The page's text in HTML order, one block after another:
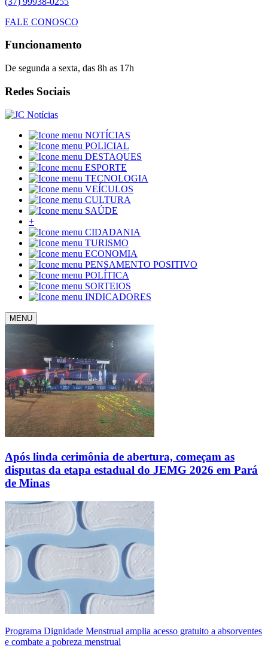
FALE CONOSCO
Funcionamento
De segunda a sexta, das 8h as 17h
Redes Sociais
NOTÍCIAS
POLICIAL
DESTAQUES
ESPORTE
TECNOLOGIA
VEÍCULOS
CULTURA
SAÚDE
+
CIDADANIA
TURISMO
ECONOMIA
PENSAMENTO POSITIVO
POLÍTICA
SORTEIOS
INDICADORES
MENU
Após linda cerimônia de abertura, começam as
disputas da etapa estadual do JEMG 2026 em Pará
de Minas
Programa Dignidade Menstrual amplia acesso gratuito a absorventes
e combate a pobreza menstrual